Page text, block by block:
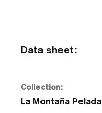
Data sheet:
Collection:
La Montaña Pelada